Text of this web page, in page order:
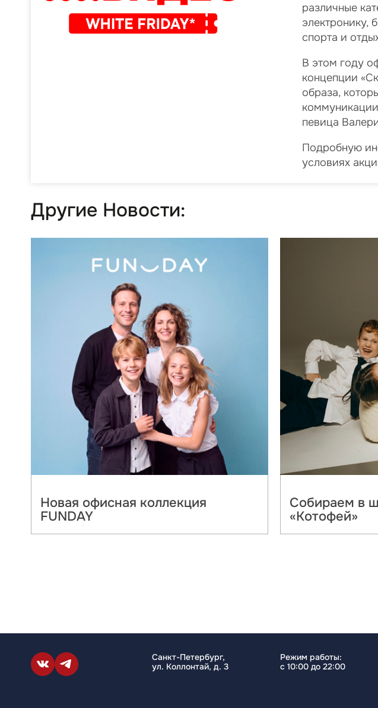
различные
электронику,
спорта и
В этом году
концепции
образа,
певица
Подробную
условиях
Другие Новости:
Новая офисная коллекция
FUNDAY
Собираем в
«Котофей»
Санкт-Петербург,
ул. Коллонтай, д. 3
Режим работы:
с 10:00 до 22:00